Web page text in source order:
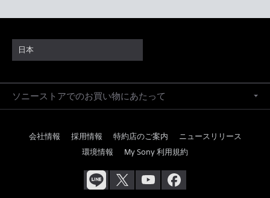
日本
ソニーストアでのお買い物にあたって
会社情報 採用情報 特約店のご案内
ニュースリリース
環境情報
My Sony 利用規約